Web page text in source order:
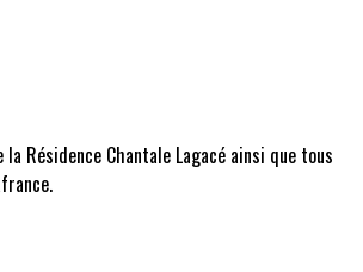
Résidence Chantale Lagacé ainsi que tous